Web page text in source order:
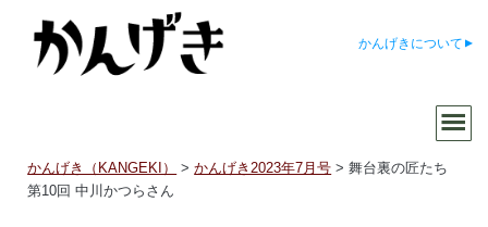
かんげきについて
かんげき（KANGEKI） >かんげき2023年7月号 >舞台裏の匠たち
第10回 中川かつらさん